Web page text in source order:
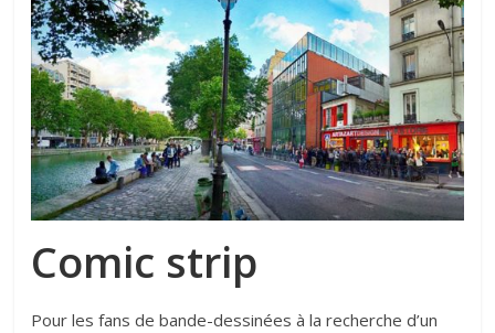
Comic strip
Pour les fans de bande-dessinées à la recherche d’un